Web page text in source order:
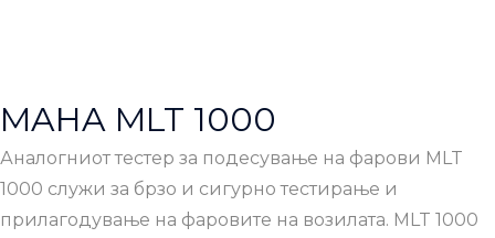
MAHA MLT 1000
Аналогниот тестер за подесување на фарови MLT
1000 служи за брзо и сигурно тестирање и
прилагодување на фаровите на возилата. MLT 1000